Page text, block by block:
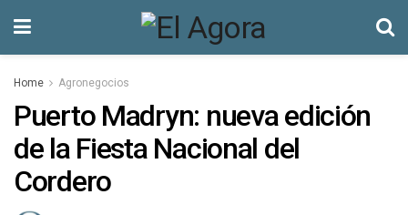
Home Agronegocios
Puerto Madryn: nueva edición
de la Fiesta Nacional del
Cordero